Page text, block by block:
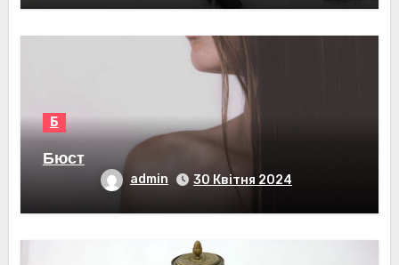
Б
Бюст
admin 30 Квітня 2024